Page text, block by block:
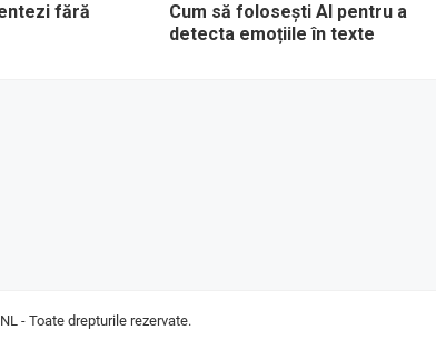
fără
Cum să folosești AI pentru a
detecta emoțiile în texte
- Toate drepturile rezervate.